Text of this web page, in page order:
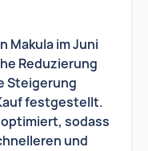
Makula im Juni
Reduzierung
Steigerung
festgestellt.
sodass
und